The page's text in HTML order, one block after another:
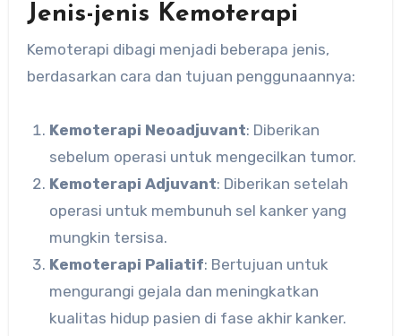
Jenis-jenis Kemoterapi
Kemoterapi dibagi menjadi beberapa jenis,
berdasarkan cara dan tujuan penggunaannya:
Kemoterapi Neoadjuvant: Diberikan
sebelum operasi untuk mengecilkan tumor.
Kemoterapi Adjuvant: Diberikan setelah
operasi untuk membunuh sel kanker yang
mungkin tersisa.
Kemoterapi Paliatif: Bertujuan untuk
mengurangi gejala dan meningkatkan
kualitas hidup pasien di fase akhir kanker.